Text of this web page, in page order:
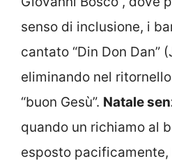
senso di inclusione, i
cantato “Din Don Dan”
eliminando nel
“buon Gesù”. Natale
quando un richiamo al
esposto pacificamente,